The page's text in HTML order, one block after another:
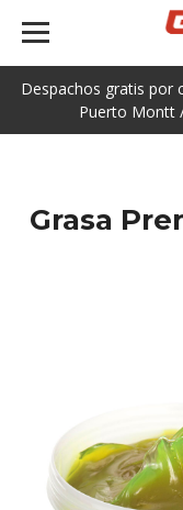
Despachos gratis por
Puerto Montt
Grasa